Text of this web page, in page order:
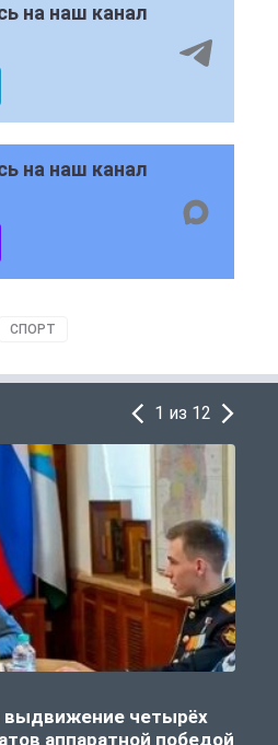
на наш канал
на наш канал
СПОРТ
1 из 12
выдвижение четырёх
аппаратной победой